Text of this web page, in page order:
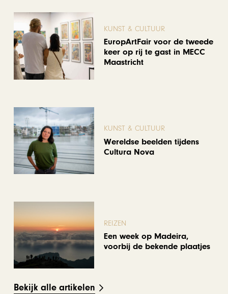
KUNST & CULTUUR
EuropArtFair voor de tweede
keer op rij te gast in MECC
Maastricht
KUNST & CULTUUR
Wereldse beelden tijdens
Cultura Nova
REIZEN
Een week op Madeira,
voorbij de bekende plaatjes
Bekijk alle artikelen